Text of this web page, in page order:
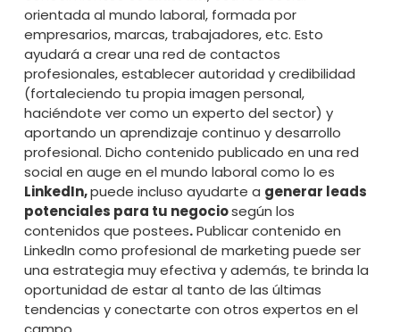
orientada al mundo laboral, formada por
empresarios, marcas, trabajadores, etc. Esto
ayudará a crear una red de contactos
profesionales, establecer autoridad y credibilidad
(fortaleciendo tu propia imagen personal,
haciéndote ver como un experto del sector) y
aportando un aprendizaje continuo y desarrollo
profesional. Dicho contenido publicado en una red
social en auge en el mundo laboral como lo es
LinkedIn,puede incluso ayudarte a generar leads
potenciales para tu negociosegún los
contenidos que postees.Publicar contenido en
LinkedIn como profesional de marketing puede ser
una estrategia muy efectiva y además, te brinda la
oportunidad de estar al tanto de las últimas
tendencias y conectarte con otros expertos en el